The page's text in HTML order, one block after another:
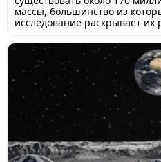
массы, большинство из
исследование раскрывает